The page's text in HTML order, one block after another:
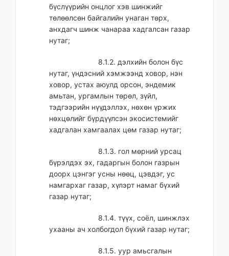
бүслүүрийн онцлог хэв шинжийг
төлөөлсөн байгалийн унаган төрх,
анхдагч шинж чанараа хадгалсан газар
нутаг;
8.1.2. дэлхийн болон бүс
нутаг, үндэсний хэмжээнд ховор, нэн
ховор, устах аюулд орсон, эндемик
амьтан, ургамлын төрөл, зүйл,
тэдгээрийн нүүдэллэх, нөхөн үржих
нөхцөлийг бүрдүүлсэн экосистемийг
хадгалан хамгаалах цөм газар нутаг;
8.1.3. гол мөрний урсац
бүрэлдэх эх, гадаргын болон газрын
доорх цэнгэг усны нөөц, цэвдэг, ус
намгархаг газар, хүлэрт намаг бүхий
газар нутаг;
8.1.4. түүх, соёл, шинжлэх
ухааны ач холбогдол бүхий газар нутаг;
8.1.5. уур амьсгалын